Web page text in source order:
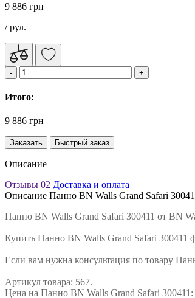
9 886 грн
/ рул.
Итого:
9 886 грн
Заказать Быстрый заказ
Описание
Отзывы 02 Доставка и оплата
Описание Панно BN Walls Grand Safari
Панно BN Walls Grand Safari 300411 от BN
Купить Панно BN Walls Grand Safari 300411
Если вам нужна консультация по товару
Артикул товара: 567.
Цена на Панно BN Walls Grand Safari 300411: